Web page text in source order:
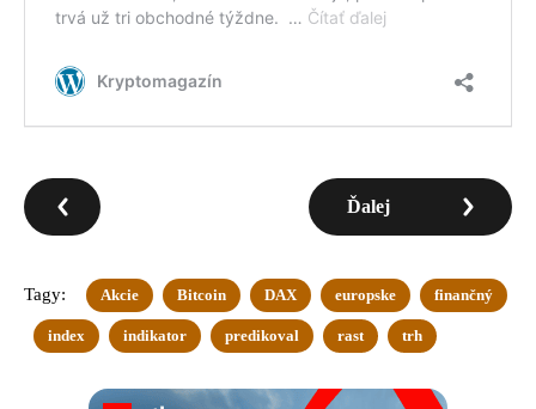
Ďalej
Tagy: Akcie Bitcoin DAX europske finančný
index indikator predikoval rast trh